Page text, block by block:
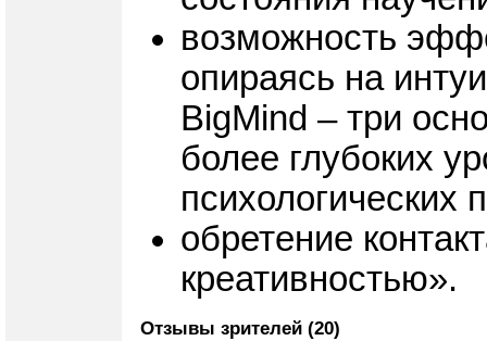
возможность
опираясь на
BigMind – три
более глубоких
психологических
обретение
креативностью».
Отзывы зрителей (20)